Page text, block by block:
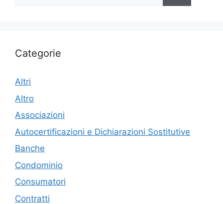
Categorie
Altri
Altro
Associazioni
Autocertificazioni e Dichiarazioni Sostitutive
Banche
Condominio
Consumatori
Contratti